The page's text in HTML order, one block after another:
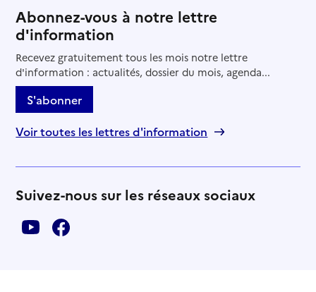
Abonnez-vous à notre lettre
d'information
Recevez gratuitement tous les mois notre lettre
d'information : actualités, dossier du mois, agenda...
S'abonner
Voir toutes les lettres d'information
Suivez-nous sur les réseaux sociaux